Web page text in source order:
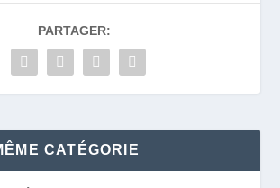
PARTAGER:
CATÉGORIE